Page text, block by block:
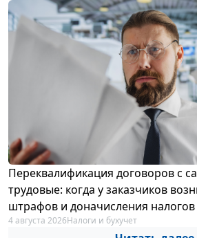
Переквалификация договоров с
трудовые: когда у заказчиков
штрафов и доначисления налогов
4 августа 2026Налоги и бухучет